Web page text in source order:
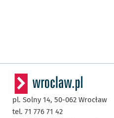
pl. Solny 14, 50-062 Wrocław
tel. 71 776 71 42